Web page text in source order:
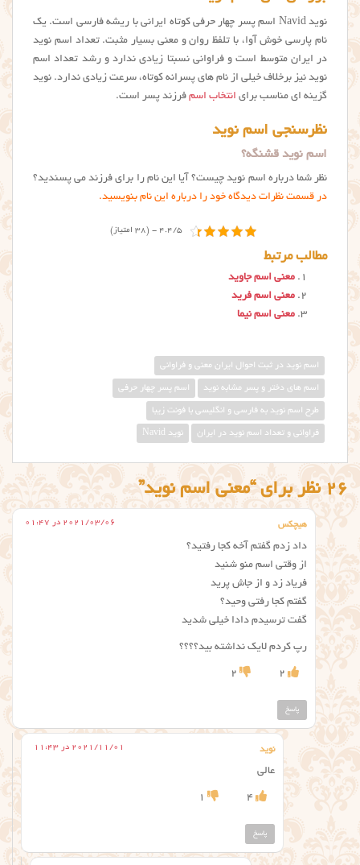
نوید Navid اسم پسر چهار حرفی کوتاه ایرانی با ریشه فارسی است. یک
نام پارسی خوش آوا، با تلفظ روان و معنی بسیار مثبت. تعداد اسم نوید
در ایران متوسط است و فراوانی نسبتا زیادی ندارد و رشد تعداد اسم
نوید نیز برخلاف خیلی از نام های پسرانه کوتاه، سرعت زیادی ندارد. نوید
گزینه ای مناسب برای انتخاب اسم فرزند پسر است.
نظرسنجی اسم نوید
اسم نوید قشنگه؟
نظر شما درباره اسم نوید چیست؟ آیا این نام را برای فرزند می پسندید؟
در قسمت نظرات دیدگاه خود را درباره این نام بنویسید.
4.4/5 - (38 امتیاز)
مطالب مرتبط
معنی اسم جاوید
معنی اسم فرید
معنی اسم نیما
اسم نوید در ثبت احوال ایران معنی و فراوانی
اسم های دختر و پسر مشابه نوید اسم پسر چهار حرفی
طرح اسم نوید به فارسی و انگلیسی با فونت زیبا
فراوانی و تعداد اسم نوید در ایران نوید Navid
26 نظر برای “معنی اسم نوید”
هیچکس 2021/03/06 در 01:47
داد زدم گفتم آخه کجا رفتید؟
از وقتی اسم منو شنید
فریاد زد و از جاش پرید
گفتم کجا رفتی وحید؟
گفت ترسیدم دادا خیلی شدید
رپ کردم لایک نداشته بید؟؟؟؟
2
2
پاسخ
نوید 2021/11/01 در 11:43
عالی
4
1
پاسخ